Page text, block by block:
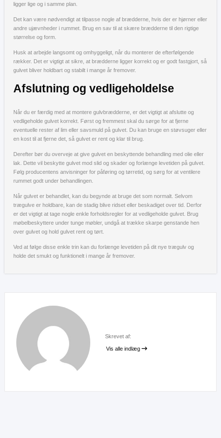
ligger lige og i samme plan.
Det kan være nødvendigt at tilpasse nogle af brædderne, hvis der er hjørner eller
andre ujævnheder i rummet. Brug en sav til at skære brædderne til den rigtige
størrelse og form.
Husk at arbejde langsomt og omhyggeligt, når du monterer de efterfølgende
rækker. Det er vigtigt at sikre, at brædderne ligger korrekt og er godt fastgjort, så
gulvet bliver holdbart og stabilt i mange år fremover.
Afslutning og vedligeholdelse
Når du er færdig med at montere gulvbrædderne, er det vigtigt at afslutte og
vedligeholde gulvet korrekt. Først og fremmest skal du sørge for at fjerne
eventuelle rester af lim eller savsmuld på gulvet. Du kan bruge en støvsuger eller
en kost til at fjerne det, så gulvet er rent og klar til brug.
Derefter bør du overveje at give gulvet en beskyttende behandling med olie eller
lak. Dette vil beskytte gulvet mod slid og skader og forlænge levetiden på gulvet.
Følg producentens anvisninger for påføring og tørretid, og sørg for at ventilere
rummet godt under behandlingen.
Når gulvet er behandlet, kan du begynde at bruge det som normalt. Selvom
trægulve er holdbare, kan de stadig blive ridset eller beskadiget over tid. Derfor
er det vigtigt at tage nogle enkle forholdsregler for at vedligeholde gulvet. Brug
møbelbeskyttere under tunge møbler, undgå at trække skarpe genstande hen
over gulvet og hold gulvet rent og tørt.
Ved at følge disse enkle trin kan du forlænge levetiden på dit nye trægulv og
holde det smukt og funktionelt i mange år fremover.
Skrevet af:
Vis alle indlæg